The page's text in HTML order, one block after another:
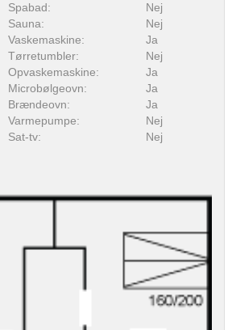
Spabad:
Nej
Sauna:
Nej
Vaskemaskine:
Ja
Tørretumbler:
Nej
Opvaskemaskine:
Ja
Microbølgeovn:
Ja
Brændeovn:
Ja
Varmepumpe:
Nej
Sat-tv:
Nej